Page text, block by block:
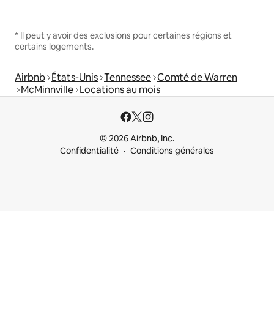
* Il peut y avoir des exclusions pour certaines régions et
certains logements.
Airbnb États-Unis Tennessee Comté de Warren
McMinnville Locations au mois
© 2026 Airbnb, Inc.
Confidentialité
Conditions générales